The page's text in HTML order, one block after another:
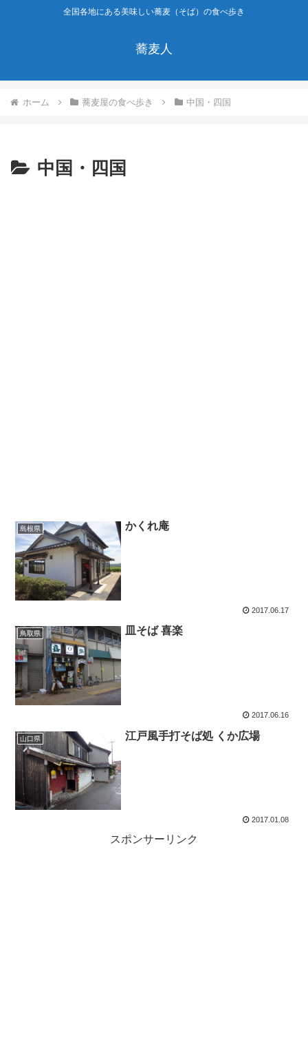
全国各地にある美味しい蕎麦（そば）の食べ歩き
蕎麦人
ホーム 蕎麦屋の食べ歩き 中国・四国
中国・四国
島根県 かくれ庵
2017.06.17
鳥取県 皿そば 喜楽
2017.06.16
山口県 江戸風手打そば処 くか広場
2017.01.08
スポンサーリンク